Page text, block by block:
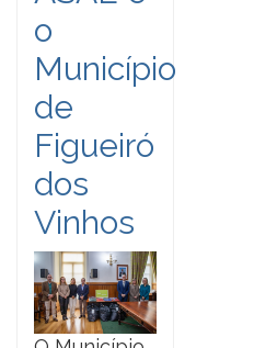
o
Município
de
Figueiró
dos
Vinhos